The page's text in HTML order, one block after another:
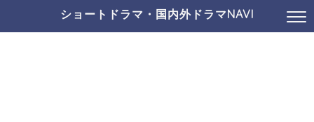
ショートドラマ・国内外ドラマNAVI